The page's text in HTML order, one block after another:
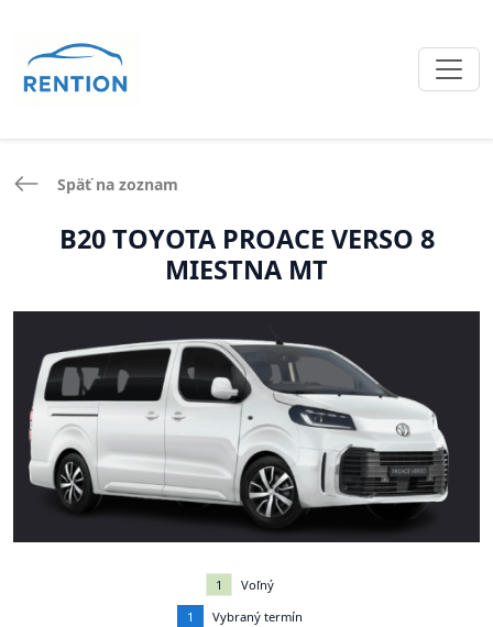
Späť na zoznam
B20 TOYOTA PROACE VERSO 8
MIESTNA MT
1
Voľný
1
Vybraný termín